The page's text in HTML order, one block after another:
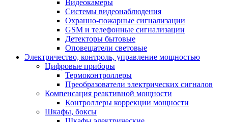
Видеокамеры
Системы видеонаблюдения
Охранно-пожарные сигнализации
GSM и телефонные сигнализации
Детекторы бытовые
Оповещатели световые
Электричество, контроль, управление мощностью
Цифровые приборы
Термоконтроллеры
Преобразователи электрических сигналов
Компенсация реактивной мощности
Контроллеры коррекции мощности
Шкафы, боксы